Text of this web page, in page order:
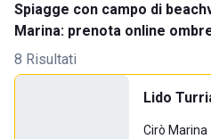
Spiagge con campo di
Marina: prenota online
8 Risultati
Lido
Cirò Marina